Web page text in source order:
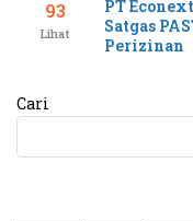
93
Lihat
PT
Satgas
Perizinan
Cari